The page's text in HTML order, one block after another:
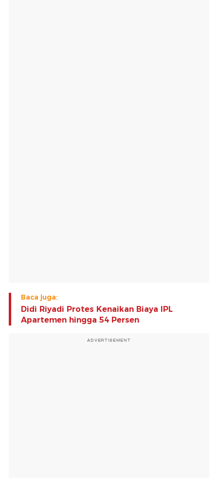
Baca juga:
Didi Riyadi Protes Kenaikan Biaya IPL
Apartemen hingga 54 Persen
ADVERTISEMENT